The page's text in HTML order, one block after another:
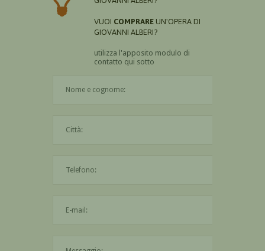
VUOI COMPRARE UN'OPERA DI
GIOVANNI ALBERI?
utilizza l'apposito modulo di
contatto qui sotto